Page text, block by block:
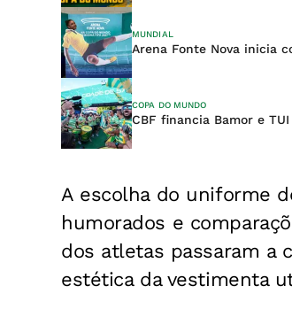
MUNDIAL
Arena Fonte Nova inicia
COPA DO MUNDO
CBF financia Bamor e
A escolha do uniforme
humorados e
dos atletas passaram a
estética da vestimenta